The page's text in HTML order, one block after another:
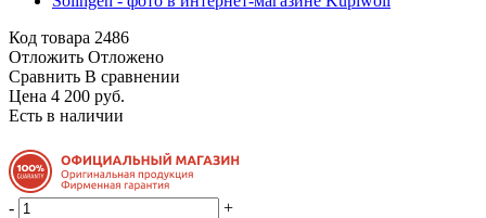
Код товара 2486
Отложить Отложено
Сравнить В сравнении
Цена 4 200 руб.
Есть в наличии
-
+